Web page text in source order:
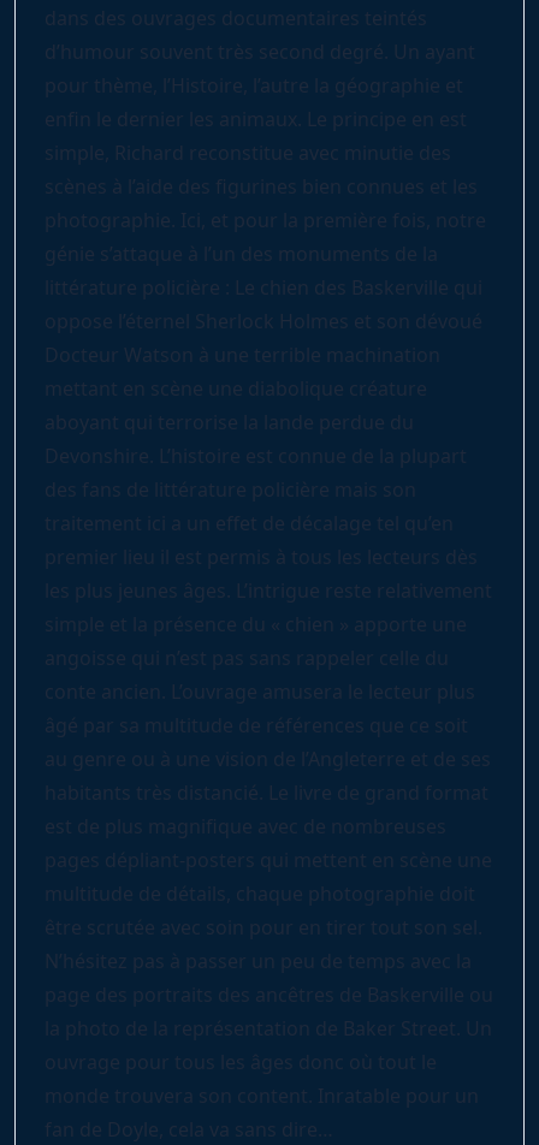
dans des ouvrages documentaires teintés
d’humour souvent très second degré. Un ayant
pour thème, l’Histoire, l’autre la géographie et
enfin le dernier les animaux. Le principe en est
simple, Richard reconstitue avec minutie des
scènes à l’aide des figurines bien connues et les
photographie. Ici, et pour la première fois, notre
génie s’attaque à l’un des monuments de la
littérature policière : Le chien des Baskerville qui
oppose l’éternel Sherlock Holmes et son dévoué
Docteur Watson à une terrible machination
mettant en scène une diabolique créature
aboyant qui terrorise la lande perdue du
Devonshire. L’histoire est connue de la plupart
des fans de littérature policière mais son
traitement ici a un effet de décalage tel qu’en
premier lieu il est permis à tous les lecteurs dès
les plus jeunes âges. L’intrigue reste relativement
simple et la présence du « chien » apporte une
angoisse qui n’est pas sans rappeler celle du
conte ancien. L’ouvrage amusera le lecteur plus
âgé par sa multitude de références que ce soit
au genre ou à une vision de l’Angleterre et de ses
habitants très distancié. Le livre de grand format
est de plus magnifique avec de nombreuses
pages dépliant-posters qui mettent en scène une
multitude de détails, chaque photographie doit
être scrutée avec soin pour en tirer tout son sel.
N’hésitez pas à passer un peu de temps avec la
page des portraits des ancêtres de Baskerville ou
la photo de la représentation de Baker Street. Un
ouvrage pour tous les âges donc où tout le
monde trouvera son content. Inratable pour un
fan de Doyle, cela va sans dire…